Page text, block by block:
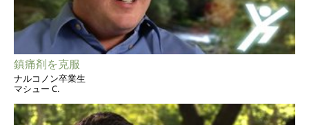
鎮痛剤を克服
ナルコノン卒業生
マシュー C.